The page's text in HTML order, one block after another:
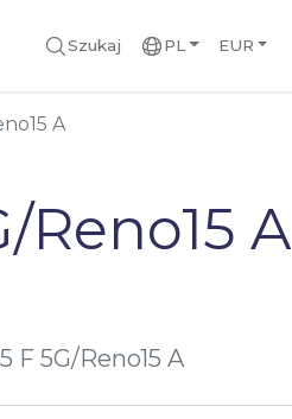
Szukaj PL EUR
A
Reno15 A
F 5G/Reno15 A